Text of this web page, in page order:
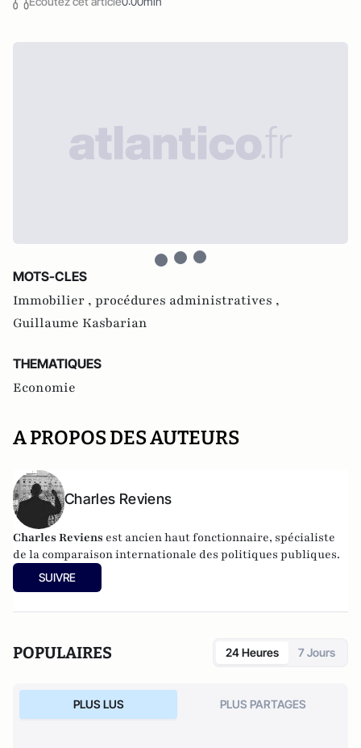
MOTS-CLES
Immobilier , procédures administratives ,
Guillaume Kasbarian
THEMATIQUES
Economie
A PROPOS DES AUTEURS
Charles Reviens
Charles Reviens est ancien haut fonctionnaire, spécialiste
de la comparaison internationale des politiques publiques.
SUIVRE
POPULAIRES 24 Heures 7 Jours
PLUS LUS PLUS PARTAGES